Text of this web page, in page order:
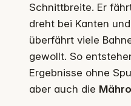
Schnittbreite. Er
dreht bei Kanten
überfährt viele
gewollt. So
Ergebnisse ohne
aber auch die